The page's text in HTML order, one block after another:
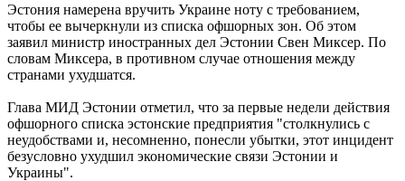
Эстония намерена вручить Украине ноту с требованием,
чтобы ее вычеркнули из списка офшорных зон. Об этом
заявил министр иностранных дел Эстонии Свен Миксер. По
словам Миксера, в противном случае отношения между
странами ухудшатся.
Глава МИД Эстонии отметил, что за первые недели действия
офшорного списка эстонские предприятия "столкнулись с
неудобствами и, несомненно, понесли убытки, этот инцидент
безусловно ухудшил экономические связи Эстонии и
Украины".